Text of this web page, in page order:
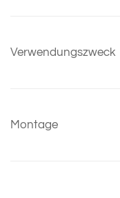
Verwendungszweck
Montage